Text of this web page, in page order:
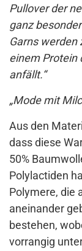
Pullover der
ganz
Garns werden
einem Protein
anfällt.“
„Mode mit
Aus den
dass diese
50%
Polylactiden
Polymere, die
aneinander
bestehen,
vorrangig